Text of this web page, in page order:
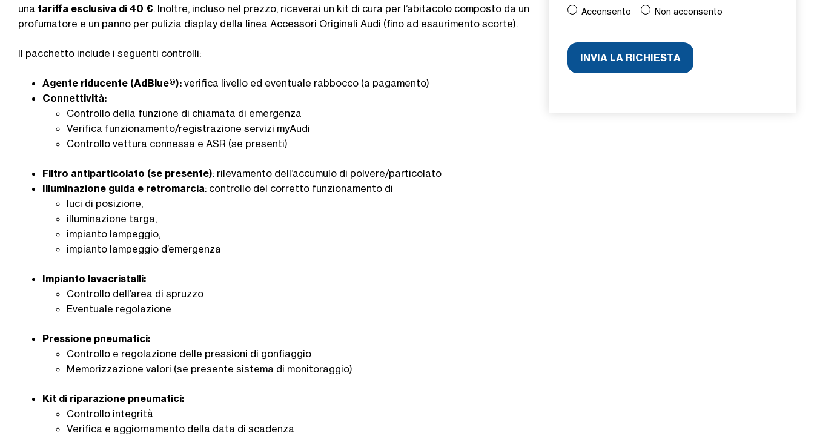
una tariffa esclusiva di 40 €. Inoltre, incluso nel prezzo, riceverai un kit di cura per l’abitacolo composto da un
profumatore e un panno per pulizia display della linea Accessori Originali Audi (fino ad esaurimento scorte).
Il pacchetto include i seguenti controlli:
Agente riducente (AdBlue®): verifica livello ed eventuale rabbocco (a pagamento)
Connettività:
Controllo della funzione di chiamata di emergenza
Verifica funzionamento/registrazione servizi myAudi
Controllo vettura connessa e ASR (se presenti)
Filtro antiparticolato (se presente): rilevamento dell’accumulo di polvere/particolato
Illuminazione guida e retromarcia: controllo del corretto funzionamento di
luci di posizione,
illuminazione targa,
impianto lampeggio,
impianto lampeggio d’emergenza
Impianto lavacristalli:
Controllo dell’area di spruzzo
Eventuale regolazione
Pressione pneumatici:
Controllo e regolazione delle pressioni di gonfiaggio
Memorizzazione valori (se presente sistema di monitoraggio)
Kit di riparazione pneumatici:
Controllo integrità
Verifica e aggiornamento della data di scadenza
Acconsento Non acconsento